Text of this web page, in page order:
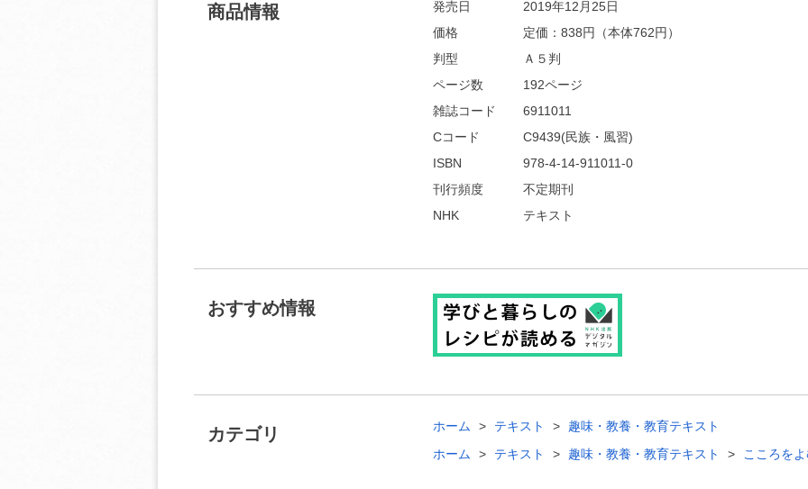
商品情報 発売日
2019年12月25日
価格
定価： 838円（本体762円）
判型
Ａ５判
ページ数
192ページ
雑誌コード
6911011
Cコード
C9439(民族・風習)
ISBN
978-4-14-911011-0
刊行頻度
不定期刊
NHK
テキスト
おすすめ情報
カテゴリ ホーム テキスト
趣味・教養・教育テキスト
ホーム
テキスト 趣味・教養・教育テキスト こころを